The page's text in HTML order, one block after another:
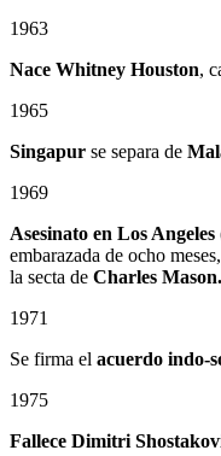
1963
Nace Whitney Houston,
1965
Singapur se separa de
1969
Asesinato en Los
embarazada de ocho
la secta de Charles Mason.
1971
Se firma el acuerdo indo-
1975
Fallece Dimitri